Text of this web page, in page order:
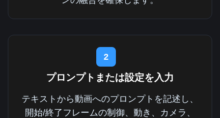
2
プロンプトまたは設定を入力
テキストから動画へのプロンプトを記述し、
開始/終了フレームの制御、動き、カメラ、